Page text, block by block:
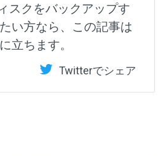
スクをバックアップす
い方なら、この記事は
立ちます。
Twitterでシェア